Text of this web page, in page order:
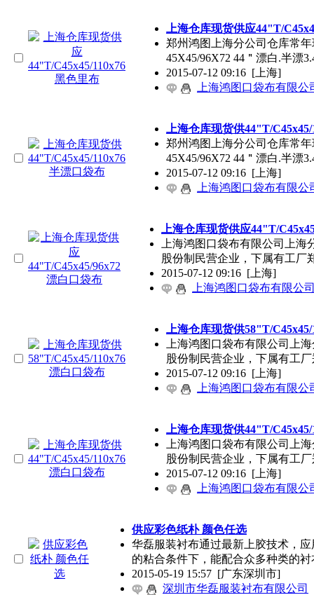
上海仓库现货供应44"T/
郑州鸿图上海分公司仓库常
45X45/96X72 44＂漂白.半漂
2015-07-12 09:16 [上海]
上海鸿图口袋布有限公
上海仓库现货供44"T/
郑州鸿图上海分公司仓库常
45X45/96X72 44＂漂白.半漂
2015-07-12 09:16 [上海]
上海鸿图口袋布有限公
上海仓库现货供应44"T/
上海鸿图口袋布有限公司上
股份制民营企业，下属有工厂
2015-07-12 09:16 [上海]
上海鸿图口袋布有限公
上海仓库现货供58"T/
上海鸿图口袋布有限公司上
股份制民营企业，下属有工
2015-07-12 09:16 [上海]
上海鸿图口袋布有限公
上海仓库现货供44"T/
上海鸿图口袋布有限公司上
股份制民营企业，下属有工
2015-07-12 09:16 [上海]
上海鸿图口袋布有限公
供应彩色纸朴 颜色任选
华磊服装衬布通过最新上胶技术，
的粘合条件下，能配合众多种类的衬
2015-05-19 15:57 [广东深圳市]
深圳市华磊服装衬布有限公司